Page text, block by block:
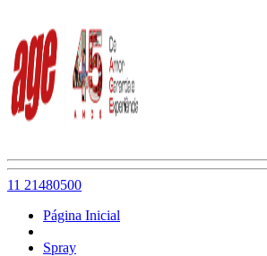
11 21480500
Página Inicial
Spray